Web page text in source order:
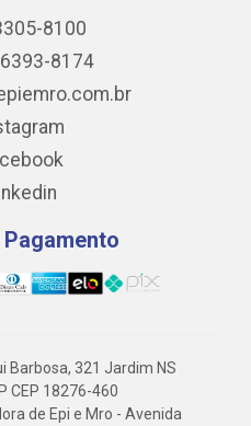
8100
8174
Barbosa, 321 Jardim NS
CEP 18276-460
de Epi e Mro - Avenida